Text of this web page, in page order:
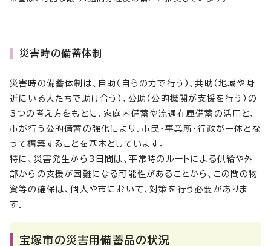
災害時の備蓄体制
災害時の備蓄体制は、自助（自らの力で行う）、共助（地域や身
近にいる人たちで助け合う）、公助（公的機関が支援を行う）の
3つの考え方をもとに、家庭内備蓄や流通在庫備蓄の活用と、
市が行う公的備蓄の強化により、市民・事業所・行政が一体とな
って構築することを基本としています。
特に、災害発生から3日間は、平常時のルートによる供給や外
部からの支援が困難になる可能性があることから、この間の物
資等の確保は、個人や市において、対策を行う必要がありま
す。
宝塚市の災害用備蓄品の状況